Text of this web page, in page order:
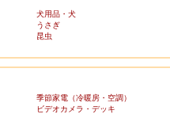
犬用品・犬
うさぎ
昆虫
季節家電（冷暖房・空調）
ビデオカメラ・デッキ